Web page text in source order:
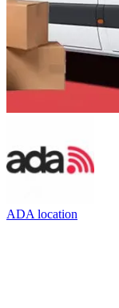
ADA location